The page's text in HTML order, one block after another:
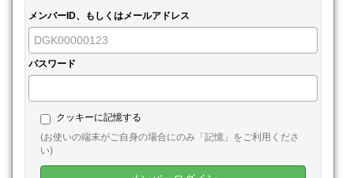
メンバーID、もしくはメールアドレス
パスワード
クッキーに記憶する
(お使いの端末がご自身の場合にのみ「記憶」をご利用くださ
い)